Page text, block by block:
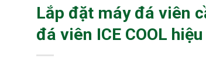
Lắp đặt máy đá viên
đá viên ICE COOL